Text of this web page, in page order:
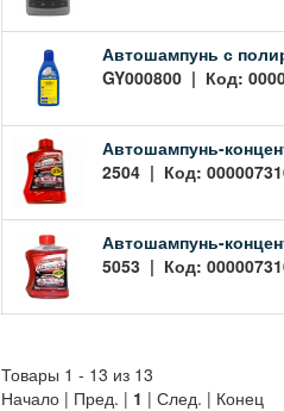
Автошампунь с
GY000800 | Код:
Автошампунь-
2504 | Код:
Автошампунь-
5053 | Код:
Товары 1 - 13 из 13
Начало | Пред. | 1 | След. | Конец